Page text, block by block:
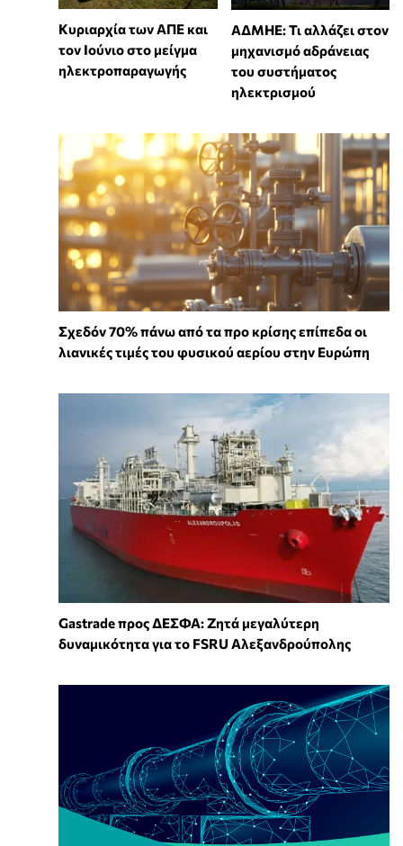
Κυριαρχία των ΑΠΕ και
τον Ιούνιο στο μείγμα
ηλεκτροπαραγωγής
ΑΔΜΗΕ: Τι αλλάζει στον
μηχανισμό αδράνειας
του συστήματος
ηλεκτρισμού
Σχεδόν 70% πάνω από τα προ κρίσης επίπεδα οι
λιανικές τιμές του φυσικού αερίου στην Ευρώπη
Gastrade προς ΔΕΣΦΑ: Ζητά μεγαλύτερη
δυναμικότητα για το FSRU Αλεξανδρούπολης